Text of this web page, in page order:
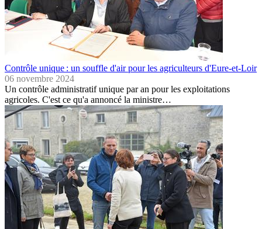
Contrôle unique : un souffle d'air pour les agriculteurs d'Eure-et-Loir
06 novembre 2024
Un contrôle administratif unique par an pour les exploitations
agricoles. C'est ce qu'a annoncé la ministre…